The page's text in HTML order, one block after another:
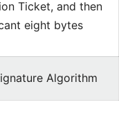
Ticket, and then
eight bytes
Algorithm